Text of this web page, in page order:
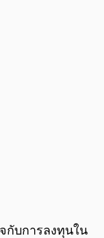
กับการลงทุนใน